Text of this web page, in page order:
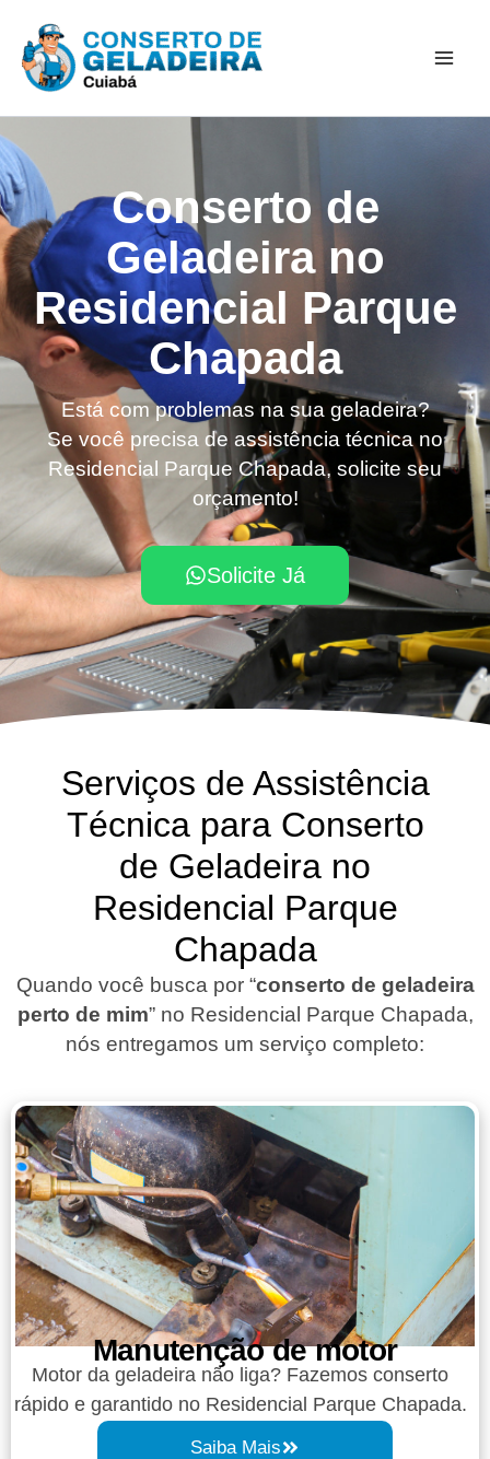
para
Conserto de
Geladeira no
Residencial Parque
Chapada
Está com problemas na sua geladeira?
Se você precisa de assistência técnica no
Residencial Parque Chapada, solicite seu
orçamento!
Solicite Já
Serviços de Assistência
Técnica para Conserto
de Geladeira no
Residencial Parque
Chapada
Quando você busca por “conserto de geladeira
perto de mim” no Residencial Parque Chapada,
nós entregamos um serviço completo:
Manutenção de motor
Motor da geladeira não liga? Fazemos conserto
rápido e garantido no Residencial Parque Chapada.
Saiba Mais